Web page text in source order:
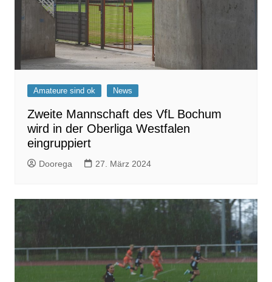
Amateure sind ok News
Zweite Mannschaft des VfL Bochum
wird in der Oberliga Westfalen
eingruppiert
Doorega 27. März 2024